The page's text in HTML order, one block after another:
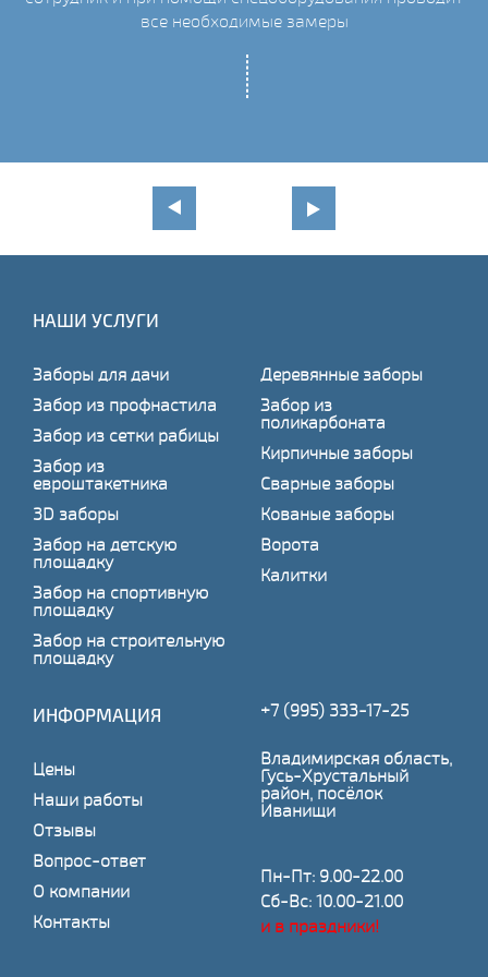
все необходимые замеры
НАШИ УСЛУГИ
Заборы для дачи
Забор из профнастила
Забор из сетки рабицы
Забор из
евроштакетника
3D заборы
Забор на детскую
площадку
Забор на спортивную
площадку
Забор на строительную
площадку
Деревянные заборы
Забор из
поликарбоната
Кирпичные заборы
Сварные заборы
Кованые заборы
Ворота
Калитки
ИНФОРМАЦИЯ
Цены
Наши работы
Отзывы
Вопрос-ответ
О компании
Контакты
+7 (995) 333-17-25
Владимирская область,
Гусь-Хрустальный
район, посёлок
Иванищи
Пн-Пт: 9.00-22.00
Сб-Вс: 10.00-21.00
и в праздники!